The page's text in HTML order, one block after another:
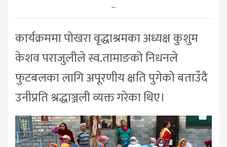
–
कार्यक्रममा पोखरा वृद्धाश्रमका अध्यक्ष कुशुम
केशव पराजुलीले स्व.तामाङको निधनले
फुटबलका लागि अपूरणीय क्षति पुगेको बताउँदै
उनीप्रति श्रद्धाञ्जली व्यक्त गरेका थिए।